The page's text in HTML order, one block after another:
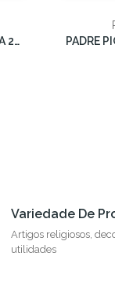
SANTA JACINTA C/CANDEIA 20cm
PADRE
Variedade De
Artigos religiosos,
utilidades